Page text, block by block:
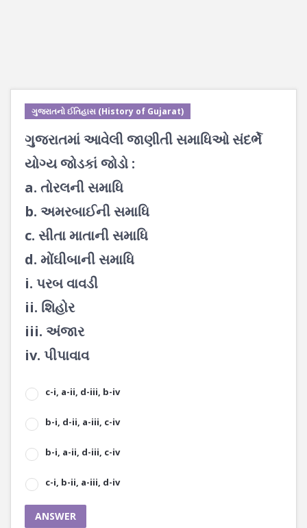
ગુજરાતનો ઈતિહાસ (History of Gujarat)
ગુજરાતમાં આવેલી જાણીતી સમાધિઓ સંદર્ભે
યોગ્ય જોડકાં જોડો :
a. તોરલની સમાધિ
b. અમરબાઈની સમાધિ
c. સીતા માતાની સમાધિ
d. મોંઘીબાની સમાધિ
i. પરબ વાવડી
ii. શિહોર
iii. અંજાર
iv. પીપાવાવ
c-i, a-ii, d-iii, b-iv
b-i, d-ii, a-iii, c-iv
b-i, a-ii, d-iii, c-iv
c-i, b-ii, a-iii, d-iv
ANSWER